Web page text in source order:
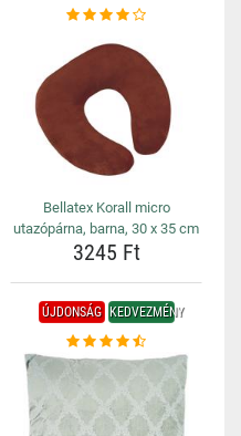
Bellatex Korall micro
utazópárna, barna, 30 x 35 cm
3245 Ft
ÚJDONSÁG KEDVEZMÉNY